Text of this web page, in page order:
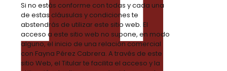
Si no estás conforme con todas y cada una
de estas cláusulas y condiciones te
abstendrás de utilizar este sitio web. El
acceso a este sitio web no supone, en modo
alguno, el inicio de una relación comercial
con Fayna Pérez Cabrera. A través de este
sitio Web, el Titular te facilita el acceso y la